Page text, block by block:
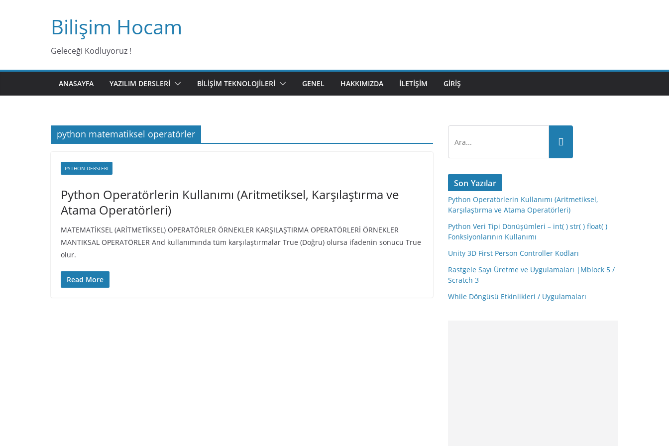
Bilişim Hocam
Geleceği Kodluyoruz !
ANASAYFA YAZILIM DERSLERI BILIŞIM TEKNOLOJILERI GENEL HAKKIMIZDA İLETIŞIM GIRIŞ
python matematiksel operatörler
PYTHON DERSLERI
Python Operatörlerin Kullanımı (Aritmetiksel, Karşılaştırma ve
Atama Operatörleri)
MATEMATİKSEL (ARİTMETİKSEL) OPERATÖRLER ÖRNEKLER KARŞILAŞTIRMA OPERATÖRLERİ ÖRNEKLER
MANTIKSAL OPERATÖRLER And kullanımında tüm karşılaştırmalar True (Doğru) olursa ifadenin sonucu True
olur.
Read More
Son Yazılar
Python Operatörlerin Kullanımı (Aritmetiksel,
Karşılaştırma ve Atama Operatörleri)
Python Veri Tipi Dönüşümleri – int( ) str( ) float( )
Fonksiyonlarının Kullanımı
Unity 3D First Person Controller Kodları
Rastgele Sayı Üretme ve Uygulamaları |Mblock 5 /
Scratch 3
While Döngüsü Etkinlikleri / Uygulamaları